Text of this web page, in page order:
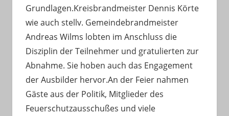
Grundlagen.Kreisbrandmeister Dennis Körte
wie auch stellv. Gemeindebrandmeister
Andreas Wilms lobten im Anschluss die
Disziplin der Teilnehmer und gratulierten zur
Abnahme. Sie hoben auch das Engagement
der Ausbilder hervor.An der Feier nahmen
Gäste aus der Politik, Mitglieder des
Feuerschutzausschußes und viele